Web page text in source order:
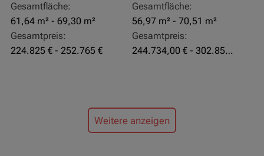
Gesamtfläche:
61,64 m² - 69,30 m²
Gesamtpreis:
224.825 € - 252.765 €
Gesamtfläche:
56,97 m² - 70,51 m²
Gesamtpreis:
244.734,00 € - 302.855,00 €
Weitere anzeigen